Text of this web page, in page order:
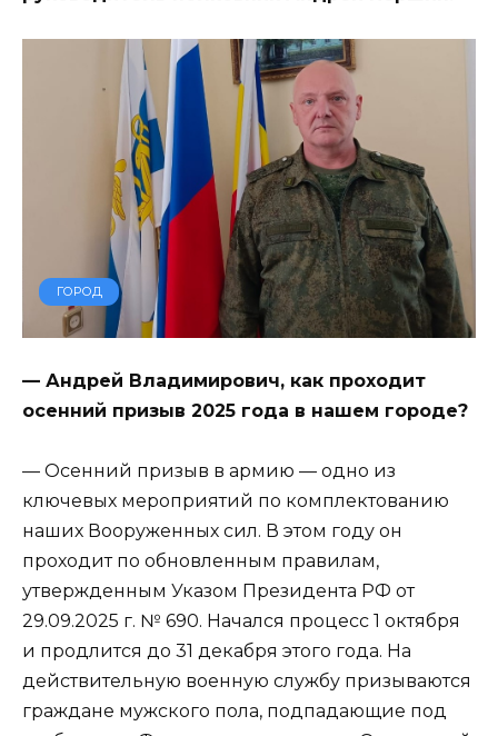
ГОРОД
— Андрей Владимирович, как проходит
осенний призыв 2025 года в нашем городе?
— Осенний призыв в армию — одно из
ключевых мероприятий по комплектованию
наших Вооруженных сил. В этом году он
проходит по обновленным правилам,
утвержденным Указом Президента РФ от
29.09.2025 г. № 690. Начался процесс 1 октября
и продлится до 31 декабря этого года. На
действительную военную службу призываются
граждане мужского пола, подпадающие под